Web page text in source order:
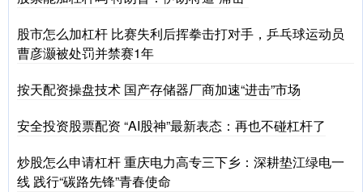
股市怎么加杠杆 比赛失利后挥拳击打对手，乒乓球运动员
曹彦灏被处罚并禁赛1年
按天配资操盘技术 国产存储器厂商加速“进击”市场
安全投资股票配资 “AI股神”最新表态：再也不碰杠杆了
炒股怎么申请杠杆 重庆电力高专三下乡：深耕垫江绿电一
线 践行“碳路先锋”青春使命